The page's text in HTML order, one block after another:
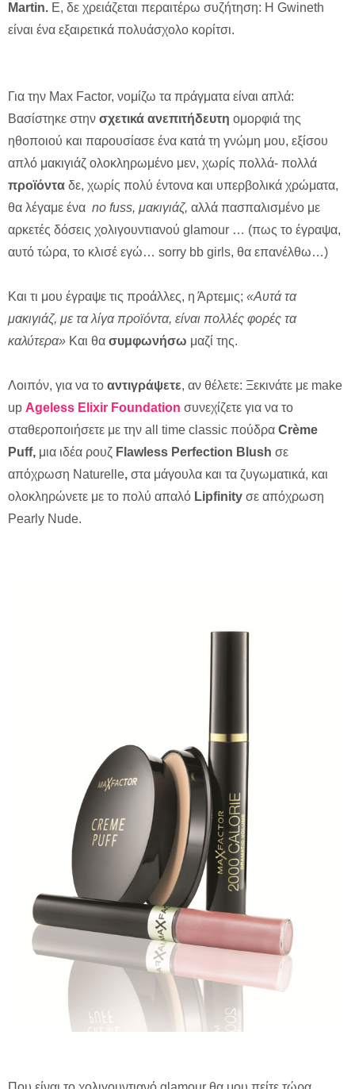
Martin. E, δε χρειάζεται περαιτέρω συζήτηση: Η Gwineth
είναι ένα εξαιρετικά πολυάσχολο κορίτσι.
Για την Max Factor, νομίζω τα πράγματα είναι απλά:
Βασίστηκε στην σχετικά ανεπιτήδευτη ομορφιά της
ηθοποιού και παρουσίασε ένα κατά τη γνώμη μου, εξίσου
απλό μακιγιάζ ολοκληρωμένο μεν, χωρίς πολλά- πολλά
προϊόντα δε, χωρίς πολύ έντονα και υπερβολικά χρώματα,
θα λέγαμε ένα no fuss, μακιγιάζ, αλλά πασπαλισμένο με
αρκετές δόσεις χολιγουντιανού glamour … (πως το έγραψα,
αυτό τώρα, το κλισέ εγώ… sorry bb girls, θα επανέλθω…)
Kαι τι μου έγραψε τις προάλλες, η Άρτεμις; «Αυτά τα
μακιγιάζ, με τα λίγα προϊόντα, είναι πολλές φορές τα
καλύτερα» Και θα συμφωνήσω μαζί της.
Λοιπόν, για να το αντιγράψετε, αν θέλετε: Ξεκινάτε με make
up Ageless Elixir Foundation συνεχίζετε για να το
σταθεροποιήσετε με την all time classic πούδρα Crème
Puff, μια ιδέα ρουζ Flawless Perfection Blush σε
απόχρωση Naturelle, στα μάγουλα και τα ζυγωματικά, και
ολοκληρώνετε με το πολύ απαλό Lipfinity σε απόχρωση
Pearly Nude.